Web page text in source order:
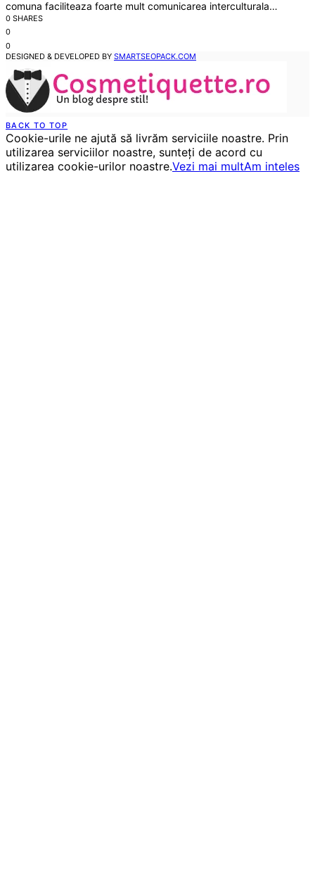
comuna faciliteaza foarte mult comunicarea interculturala…
0 SHARES
0
0
DESIGNED & DEVELOPED BY SMARTSEOPACK.COM
BACK TO TOP
Cookie-urile ne ajută să livrăm serviciile noastre. Prin
utilizarea serviciilor noastre, sunteți de acord cu
utilizarea cookie-urilor noastre.Vezi mai multAm inteles